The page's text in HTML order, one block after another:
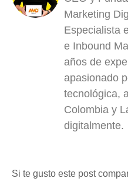
Marketing
Especialista
e Inbound
años de
apasionado
tecnológica,
Colombia y
digitalmente.
Si te gusto este post